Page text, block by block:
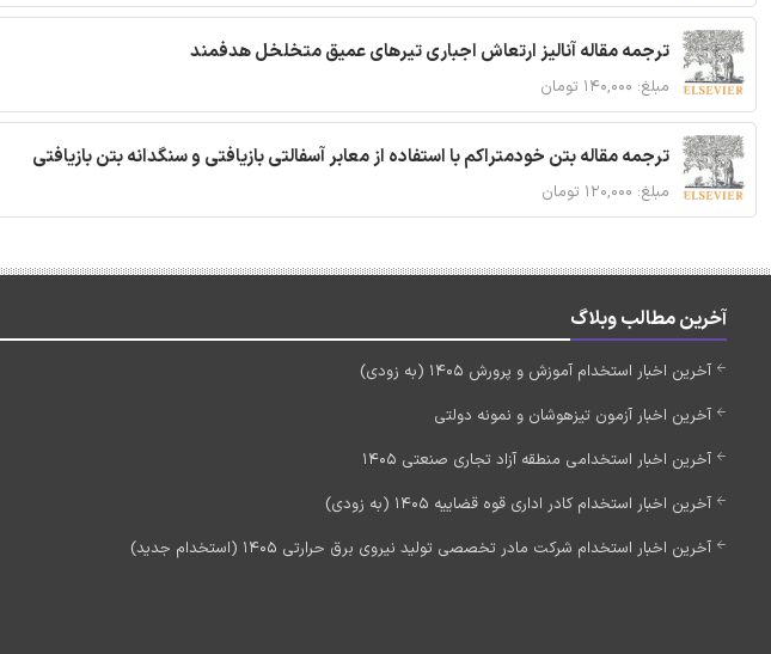
ترجمه مقاله آنالیز ارتعاش اجباری تیرهای عمیق متخلخل هدفمند
مبلغ: ۱۴۰,۰۰۰ تومان
ترجمه مقاله بتن خودمتراکم با استفاده از معابر آسفالتی بازیافتی و سنگدانه بتن بازیافتی
مبلغ: ۱۲۰,۰۰۰ تومان
آخرین مطالب وبلاگ
آخرین اخبار استخدام آموزش و پرورش 1405 (به زودی)
آخرین اخبار آزمون تیزهوشان و نمونه دولتی
آخرین اخبار استخدامی منطقه آزاد تجاری صنعتی 1405
آخرین اخبار استخدام کادر اداری قوه قضاییه 1405 (به زودی)
آخرین اخبار استخدام شرکت مادر تخصصی تولید نیروی برق حرارتی 1405 (استخدام جدید)